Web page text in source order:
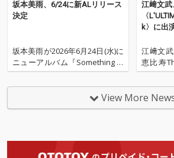
とつでも揺らがぬ “ほ
とつ
んと
り着
坂本美雨、6/24に新ALリリース
決定
坂本美雨が2026年6月24日(水)に
ニューアルバム『Something Tr
ue』をリリースすることが決定
した。 本作は『birds fly』以来
4年半ぶりとなるオリジナルア
ルバム。森山直太朗、伊藤ゴロ
江﨑文武
〈
k〉に出
江﨑文
恵比寿
される
〈
k〉に出
話題作
View More